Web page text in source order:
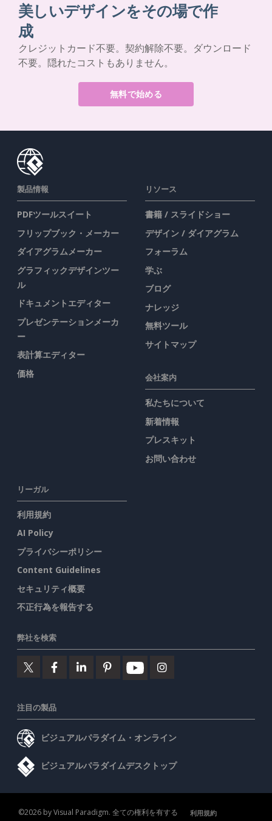
美しいデザインをその場で作
成
クレジットカード不要。契約解除不要。ダウンロード
不要。隠れたコストもありません。
無料で始める
製品情報
PDFツールスイート
フリップブック・メーカー
ダイアグラムメーカー
グラフィックデザインツー
ル
ドキュメントエディター
プレゼンテーションメーカ
ー
表計算エディター
価格
リソース
書籍 / スライドショー
デザイン / ダイアグラム
フォーラム
学ぶ
ブログ
ナレッジ
無料ツール
サイトマップ
会社案内
私たちについて
新着情報
プレスキット
お問い合わせ
リーガル
利用規約
AI Policy
プライバシーポリシー
Content Guidelines
セキュリティ概要
不正行為を報告する
弊社を検索
注目の製品
ビジュアルパラダイム・オンライン
ビジュアルパラダイムデスクトップ
©2026 by Visual Paradigm. 全ての権利を有する 利用規約